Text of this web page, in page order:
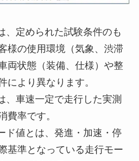
定められた試験条件のも
様の使用環境（気象、渋滞
両状態（装備、仕様）や整
により異なります。
車速一定で走行した実測
費率です。
ド値とは、発進・加速・停
基準となっている走行モー